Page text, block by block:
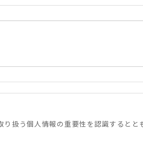
扱う個人情報の重要性を認識するとと